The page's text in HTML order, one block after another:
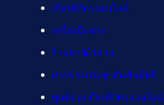
เกียรติบัตรออนไลน์
เครื่องมือช่าง
ร้านขายผ้าม่าน
ฝากข่าวประชาสัมพันธ์ฟรี
ศูนย์รวมเกียรติบัตรออนไลน์